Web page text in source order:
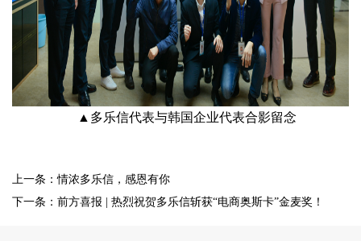
▲多乐信代表与韩国企业代表合影留念
上一条：情浓多乐信，感恩有你
下一条：前方喜报 | 热烈祝贺多乐信斩获“电商奥斯卡”金麦奖！